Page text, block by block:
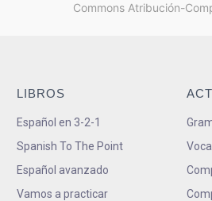
Commons Atribución-
LIBROS
Español en 3-2-1
Spanish To The Point
Español avanzado
Vamos a practicar